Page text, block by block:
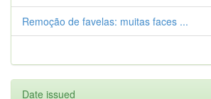
Remoção de favelas: muitas faces ...
Date issued